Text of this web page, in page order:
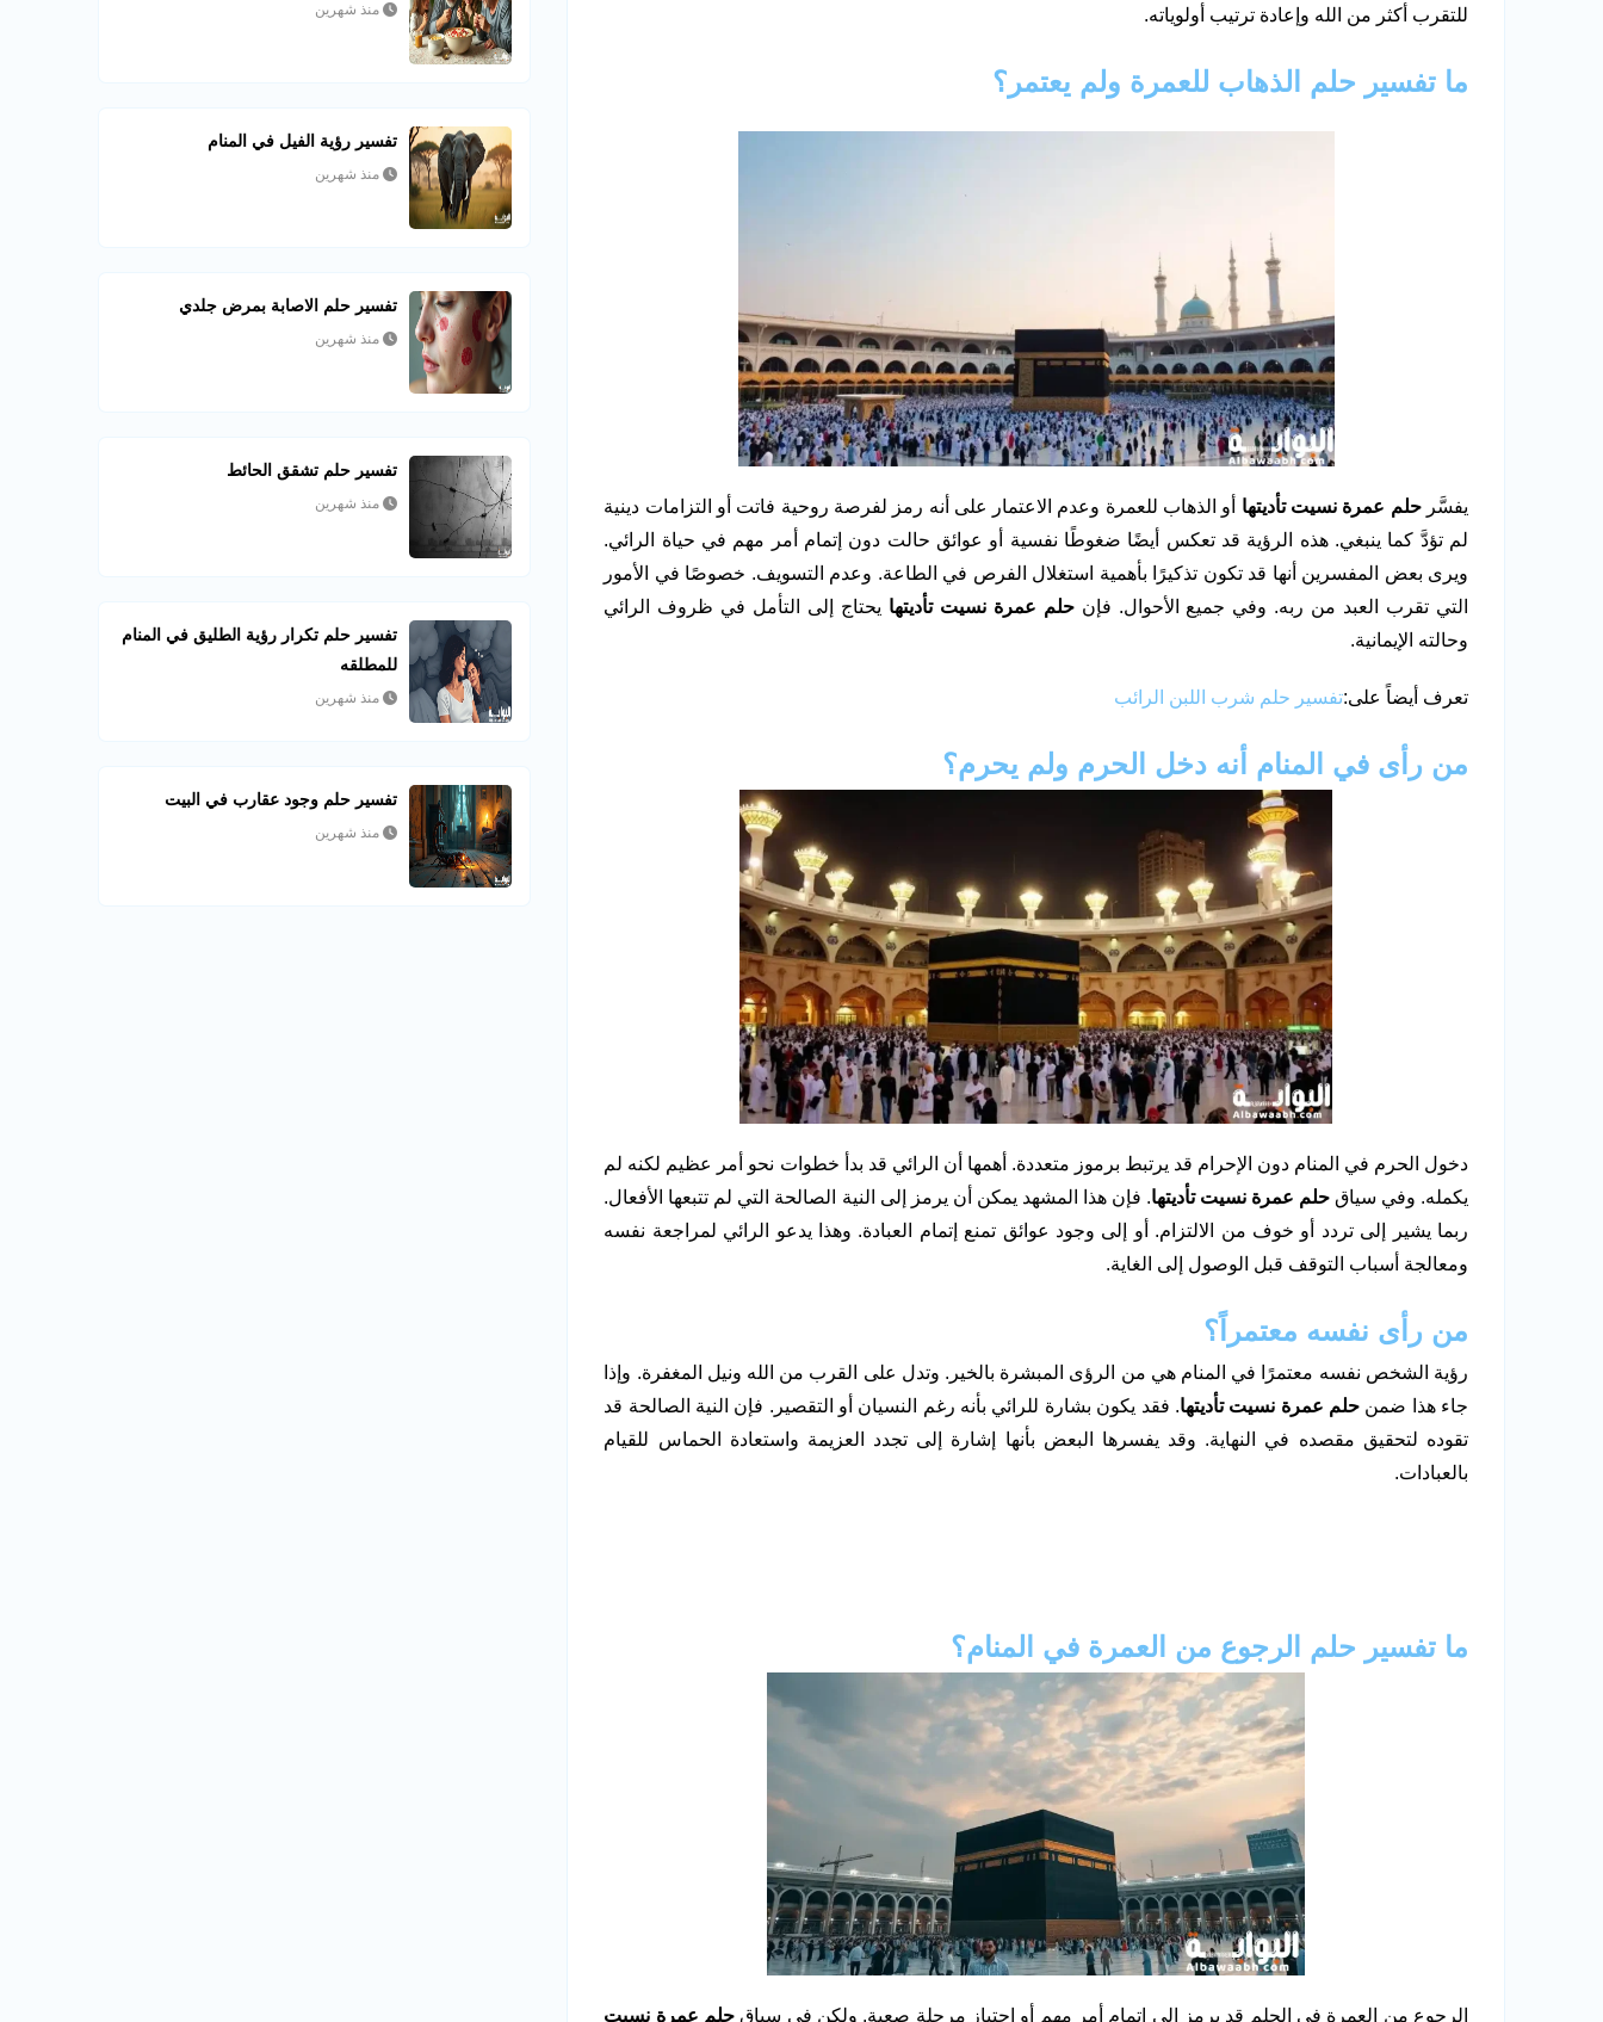
للتقرب أكثر من الله وإعادة ترتيب أولوياته.
ما تفسير حلم الذهاب للعمرة ولم يعتمر؟
يفسَّرحلم عمرة نسيت تأديتها أو الذهاب للعمرة وعدم الاعتمار على أنه رمز لفرصة روحية فاتت أو التزامات دينية
لم تؤدَّ كما ينبغي. هذه الرؤية قد تعكس أيضًا ضغوطًا نفسية أو عوائق حالت دون إتمام أمر مهم في حياة الرائي.
ويرى بعض المفسرين أنها قد تكون تذكيرًا بأهمية استغلال الفرص في الطاعة. وعدم التسويف. خصوصًا في الأمور
التي تقرب العبد من ربه. وفي جميع الأحوال. فإنحلم عمرة نسيت تأديتها يحتاج إلى التأمل في ظروف الرائي
وحالته الإيمانية.
تعرف أيضاً على:تفسير حلم شرب اللبن الرائب
من رأى في المنام أنه دخل الحرم ولم يحرم؟
دخول الحرم في المنام دون الإحرام قد يرتبط برموز متعددة. أهمها أن الرائي قد بدأ خطوات نحو أمر عظيم لكنه لم
يكمله. وفي سياقحلم عمرة نسيت تأديتها. فإن هذا المشهد يمكن أن يرمز إلى النية الصالحة التي لم تتبعها الأفعال.
ربما يشير إلى تردد أو خوف من الالتزام. أو إلى وجود عوائق تمنع إتمام العبادة. وهذا يدعو الرائي لمراجعة نفسه
ومعالجة أسباب التوقف قبل الوصول إلى الغاية.
من رأى نفسه معتمراً؟
رؤية الشخص نفسه معتمرًا في المنام هي من الرؤى المبشرة بالخير. وتدل على القرب من الله ونيل المغفرة. وإذا
جاء هذا ضمنحلم عمرة نسيت تأديتها. فقد يكون بشارة للرائي بأنه رغم النسيان أو التقصير. فإن النية الصالحة قد
تقوده لتحقيق مقصده في النهاية. وقد يفسرها البعض بأنها إشارة إلى تجدد العزيمة واستعادة الحماس للقيام
بالعبادات.
ما تفسير حلم الرجوع من العمرة في المنام؟
الرجوع من العمرة في الحلم قد يرمز إلى إتمام أمر مهم أو اجتياز مرحلة صعبة. ولكن في سياق حلم عمرة نسيت
منذ شهرين
تفسير رؤية الفيل في المنام
منذ شهرين
تفسير حلم الاصابة بمرض جلدي
منذ شهرين
تفسير حلم تشقق الحائط
منذ شهرين
تفسير حلم تكرار رؤية الطليق في المنام
للمطلقه
منذ شهرين
تفسير حلم وجود عقارب في البيت
منذ شهرين